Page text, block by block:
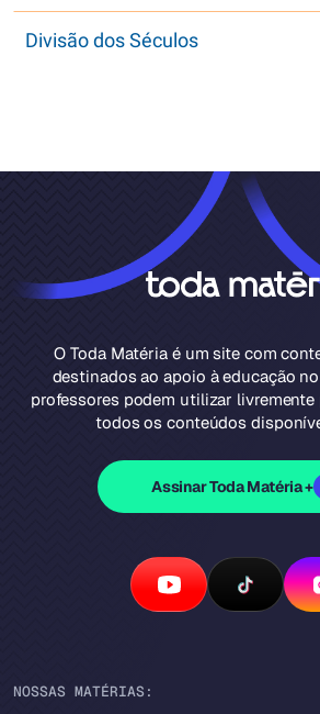
Divisão dos Séculos
O Toda Matéria é um site com
destinados ao apoio à educação
professores podem utilizar
todos os conteúdos
Assinar Toda Matéria +
NOSSAS MATÉRIAS: